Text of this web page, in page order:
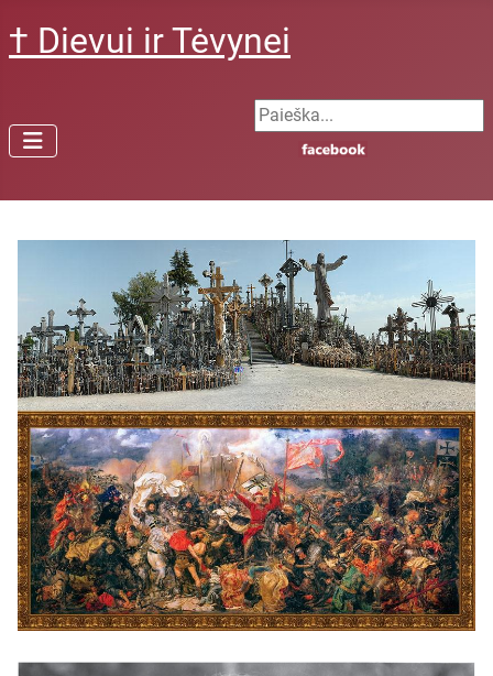
† Dievui ir Tėvynei
Search ...